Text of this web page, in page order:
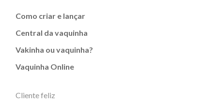
Como criar e lançar
Central da vaquinha
Vakinha ou vaquinha?
Vaquinha Online
Cliente feliz